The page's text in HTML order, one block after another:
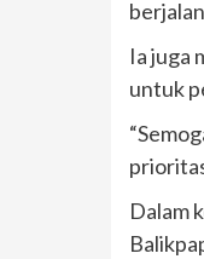
Ia juga
untuk
Dalam